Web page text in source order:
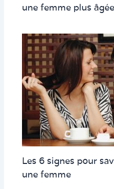
une femme plus
Les 6 signes pour
une femme